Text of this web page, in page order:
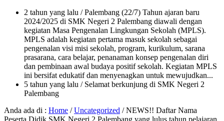
2 tahun yang lalu / Palembang (22/7) Tahun ajaran baru
2024/2025 di SMK Negeri 2 Palembang diawali dengan
kegiatan Masa Pengenalan Lingkungan Sekolah (MPLS).
MPLS adalah kegiatan pertama masuk sekolah sebagai
pengenalan visi misi sekolah, program, kurikulum, sarana
prasarana, cara belajar, penanaman konsep pengenalan diri
dan pembinaan awal budaya positif sekolah. Kegiatan MPLS
ini bersifat edukatif dan menyenagkan untuk mewujudkan...
5 tahun yang lalu / Selamat berkunjung di SMK Negeri 2
Palembang
Anda ada di : Home /Uncategorized /NEWS!! Daftar Nama
Peserta Didik SMK Negeri 2 Palembang yang lulus tahun pelajaran